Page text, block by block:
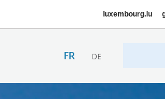
luxembourg.lu
FR DE